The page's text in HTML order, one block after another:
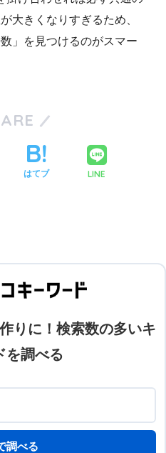
大きくなりすぎるため、
」を見つけるのがスマー
はてブ LINE
りに！検索数の多いキ
を調べる
調べる